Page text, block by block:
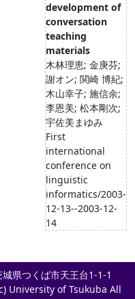
development of
conversation
teaching
materials
木林理恵; 金庚芬;
謝オン; 関崎 博紀;
木山幸子; 施信余;
李恩美; 松本剛次;
宇佐美まゆみ
First
international
conference on
linguistic
informatics/2003-
12-13--2003-12-
14
県つくば市天王台1-1-1
University of Tsukuba All